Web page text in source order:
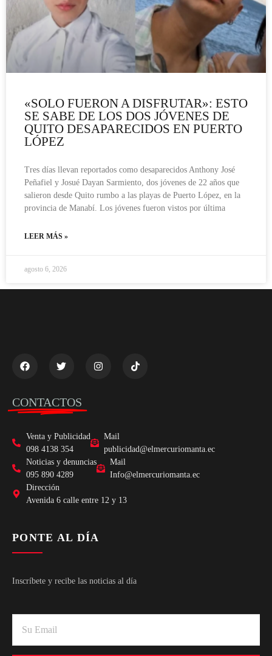
«SOLO FUERON A DISFRUTAR»: ESTO
SE SABE DE LOS DOS JÓVENES DE
QUITO DESAPARECIDOS EN PUERTO
LÓPEZ
Tres días llevan reportados como desaparecidos Anthony José
Peñafiel y Josué Dayan Sarmiento, dos jóvenes de 22 años que
salieron desde Quito rumbo a las playas de Puerto López, en la
provincia de Manabí. Los jóvenes fueron vistos por última
LEER MÁS »
agosto 6, 2026
CONTACTOS
Venta y Publicidad
098 4138 354
Mail
publicidad@elmercuriomanta.ec
Noticias y denuncias
095 890 4289
Mail
Info@elmercuriomanta.ec
Dirección
Avenida 6 calle entre 12 y 13
PONTE AL DÍA
Inscríbete y recibe las noticias al día